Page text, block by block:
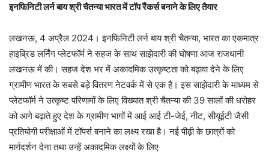
इनफिनिटी लर्न बाय श्री चैतन्या भारत में टॉप रैंकर्स बनाने के लिए तैयार
लखनऊ, 4 अप्रैैल 2024। इनफिनिटी लर्न बाय श्री चैतन्या, भारत का एकमात्र
हाइब्रिड लर्निंग प्लेटफॉर्म ने सहज के साथ साझेदारी की घोषणा आज राजधानी
लखनऊ में की। सहज देश भर में अकादमिक उत्कृष्टता को बढ़ावा देने के लिए
ग्रामीण भारत के सबसे बड़े वितरण नेटवर्क में से एक है। इस साझेदारी के माध्यम से
प्लेटफॉर्म ने उत्कृष्ट परिणामों के लिए विख्यात श्री चैतन्या की 39 सालों की धरोहर
को आगे बढ़ाते हुए देश के ग्रामीण भागों में आई आई टी-जेई, नीट, सीयूईटी जैसी
प्रतियोगी परीक्षाओं में टॉपर्स बनाने का लक्ष्य रखा है। नई पीढ़ी के छात्रों को
मार्गदर्शन देना तथा उन्हें अकादमिक लक्ष्यों के लिए